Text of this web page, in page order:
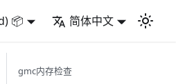
📦 简体中文
gmc内存检查